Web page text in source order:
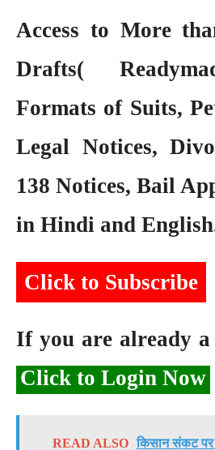
Access to More
Drafts(
Formats of Suits,
Legal Notices,
138 Notices, Bail
in Hindi and
Click to Subscribe
If you are already
Click to Login Now
READ ALSO किसान संकट पर